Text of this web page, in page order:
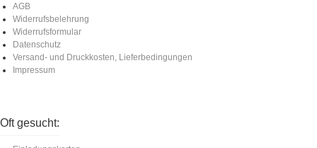
AGB
Widerrufsbelehrung
Widerrufsformular
Datenschutz
Versand- und Druckkosten, Lieferbedingungen
Impressum
Oft gesucht: